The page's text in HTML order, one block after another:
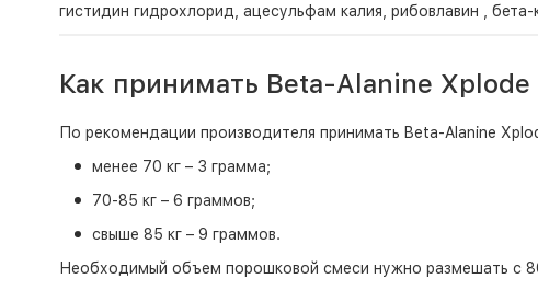
гистидин гидрохлорид, ацесульфам калия, рибовлавин ,
Как принимать Beta-Alanine Xplode
По рекомендации производителя принимать Beta-Alanine
менее 70 кг – 3 грамма;
70-85 кг – 6 граммов;
свыше 85 кг – 9 граммов.
Необходимый объем порошковой смеси нужно размешать с